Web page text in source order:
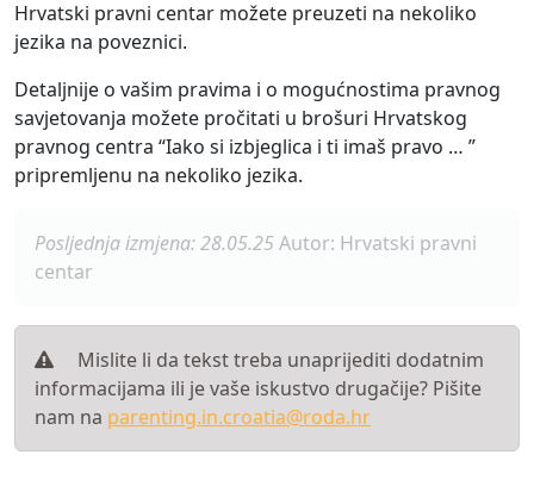
Hrvatski pravni centar možete preuzeti na nekoliko
jezika na poveznici.
Detaljnije o vašim pravima i o mogućnostima pravnog
savjetovanja možete pročitati u brošuri Hrvatskog
pravnog centra “Iako si izbjeglica i ti imaš pravo … ”
pripremljenu na nekoliko jezika.
Posljednja izmjena: 28.05.25Autor: Hrvatski pravni
centar
Mislite li da tekst treba unaprijediti dodatnim
informacijama ili je vaše iskustvo drugačije? Pišite
nam na parenting.in.croatia@roda.hr